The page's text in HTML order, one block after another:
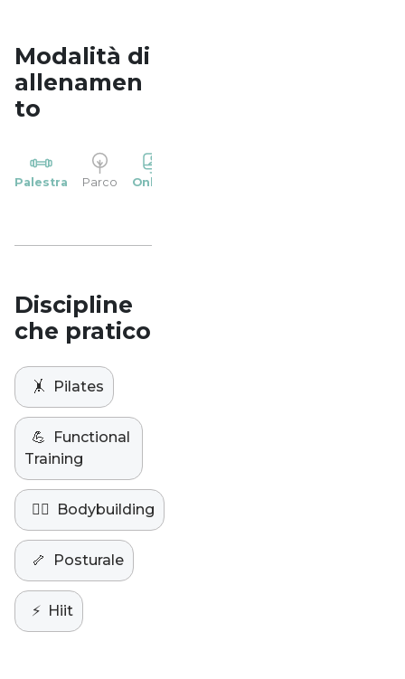
Modalità di
allenamen
to
Palestra Parco Online
Discipline
che pratico
🤸 Pilates
💪
Functional
Training
🏋️‍♀️ Bodybuilding
🦴 Posturale
⚡️ Hiit